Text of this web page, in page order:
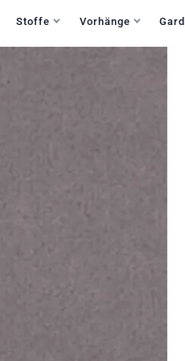
Stoffe Vorhänge